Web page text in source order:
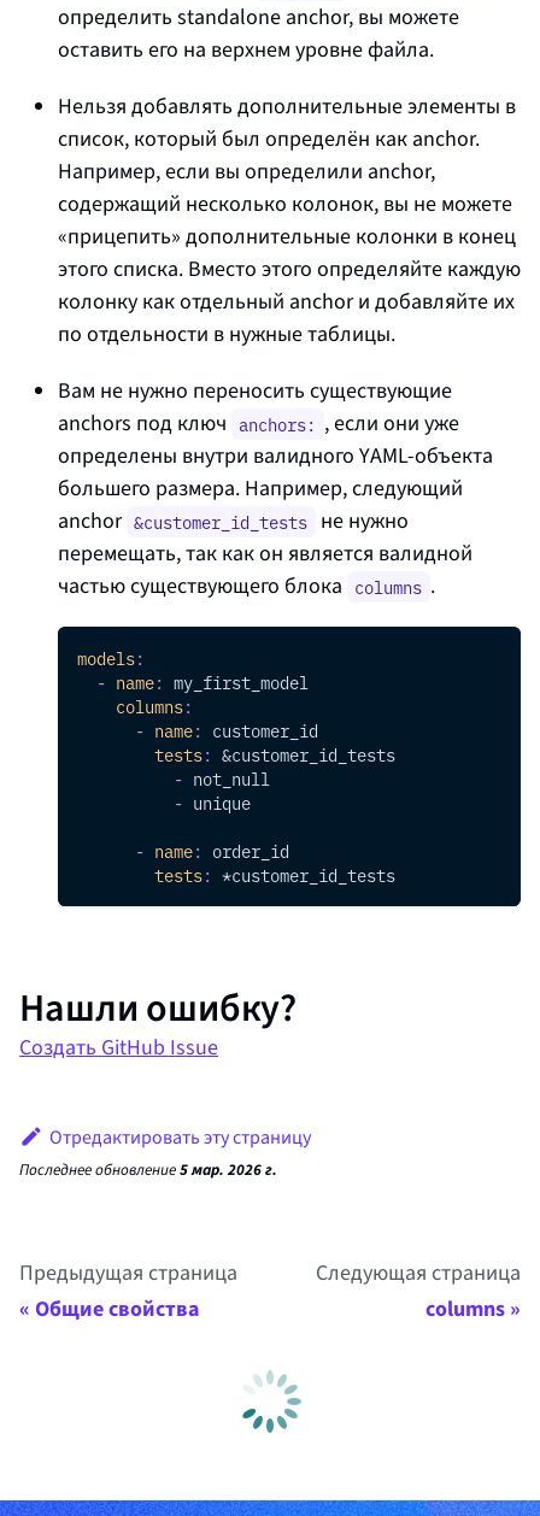
определить standalone anchor, вы можете
оставить его на верхнем уровне файла.
Нельзя добавлять дополнительные элементы в
список, который был определён как anchor.
Например, если вы определили anchor,
содержащий несколько колонок, вы не можете
«прицепить» дополнительные колонки в конец
этого списка. Вместо этого определяйте каждую
колонку как отдельный anchor и добавляйте их
по отдельности в нужные таблицы.
Вам не нужно переносить существующие
anchors под ключ anchors: , если они уже
определены внутри валидного YAML-объекта
большего размера. Например, следующий
anchor &customer_id_tests не нужно
перемещать, так как он является валидной
частью существующего блока columns .
models:
- name: my_first_model
columns:
- name: customer_id
tests: &customer_id_tests
- not_null
- unique
- name: order_id
tests: *customer_id_tests
Нашли ошибку?
Создать GitHub Issue
Отредактировать эту страницу
Последнее обновление5 мар. 2026 г.
Предыдущая страница
Общие свойства
Следующая страница
columns